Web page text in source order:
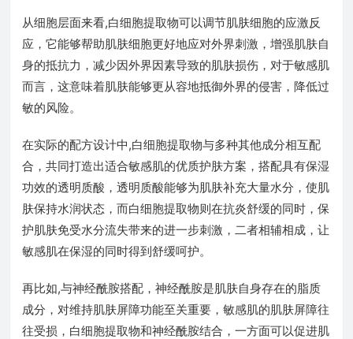
从细胞层面来看,白细胞提取物可以调节肌肤细胞的应激反
应，它能够帮助肌肤细胞更好地应对外界刺激，增强肌肤自
身的抵抗力，减少因外界因素导致的肌肤损伤，对于敏感肌
而言，这意味着肌肤能够更从容地抵御外界的侵害，降低过
敏的风险。
在实际的配方设计中,白细胞提取物与多种其他成分相互配
合，共同打造出适合敏感肌的优质护肤方案，搭配具有保湿
功效的透明质酸，透明质酸能够为肌肤补充大量水分，使肌
肤保持水润状态，而白细胞提取物则在抗炎舒缓的同时，保
护肌肤免受水分流失带来的进一步刺激，二者相辅相成，让
敏感肌在保湿的同时得到舒缓呵护。
再比如,与神经酰胺搭配，神经酰胺是肌肤自身存在的脂质
成分，对维持肌肤屏障功能至关重要，敏感肌的肌肤屏障往
往受损，白细胞提取物和神经酰胺结合，一方面可以促进肌